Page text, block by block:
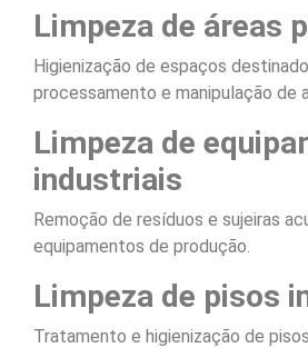
Limpeza de áreas
Higienização de espaços
processamento e manipulação de
Limpeza de
industriais
Remoção de resíduos e sujeiras
equipamentos de produção.
Limpeza de pisos
Tratamento e higienização de